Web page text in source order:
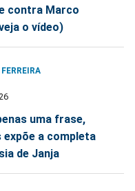
contra Marco
o vídeo)
uma frase,
expõe a completa
de Janja